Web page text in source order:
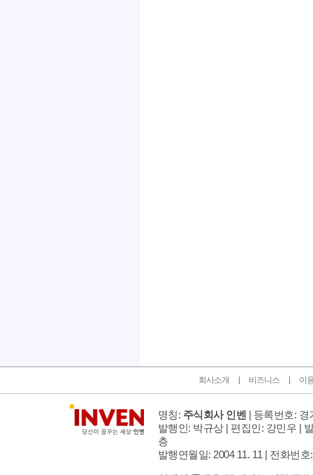
회사소개 비즈니스 이
명칭: 주식회사 인벤 | 등록번호: 경
발행인: 박규상 | 편집인: 강민우 |
층
발행연월일: 2004 11. 11 | 전화번호